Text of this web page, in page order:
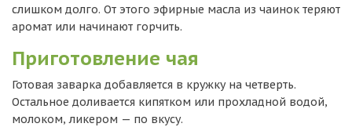
слишком долго. От этого эфирные масла из чаинок теряют
аромат или начинают горчить.
Приготовление чая
Готовая заварка добавляется в кружку на четверть.
Остальное доливается кипятком или прохладной водой,
молоком, ликером — по вкусу.